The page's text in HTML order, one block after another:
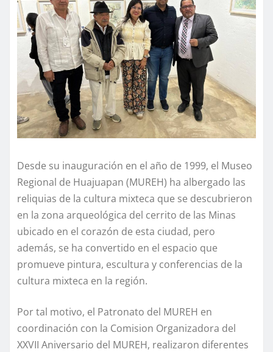
Desde su inauguración en el año de 1999, el Museo
Regional de Huajuapan (MUREH) ha albergado las
reliquias de la cultura mixteca que se descubrieron
en la zona arqueológica del cerrito de las Minas
ubicado en el corazón de esta ciudad, pero
además, se ha convertido en el espacio que
promueve pintura, escultura y conferencias de la
cultura mixteca en la región.
Por tal motivo, el Patronato del MUREH en
coordinación con la Comision Organizadora del
XXVII Aniversario del MUREH, realizaron diferentes